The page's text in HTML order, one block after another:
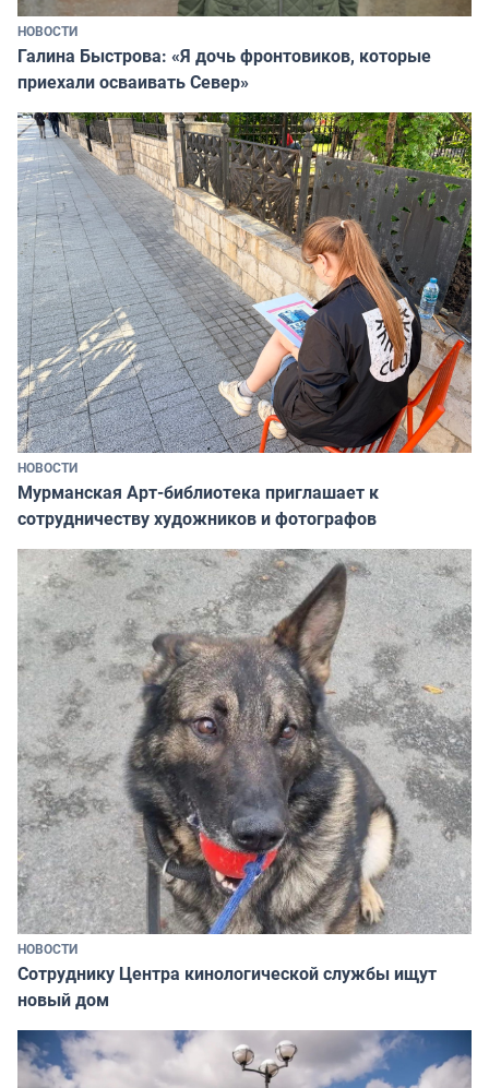
НОВОСТИ
Галина Быстрова: «Я дочь фронтовиков, которые
приехали осваивать Север»
НОВОСТИ
Мурманская Арт-библиотека приглашает к
сотрудничеству художников и фотографов
НОВОСТИ
Сотруднику Центра кинологической службы ищут
новый дом